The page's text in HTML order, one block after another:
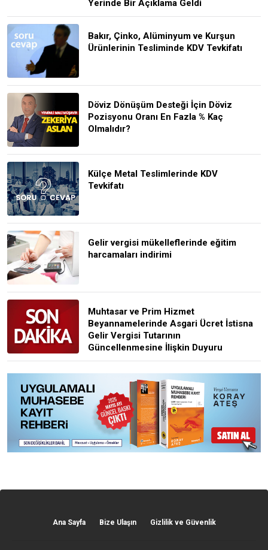
Yerinde Bir Açıklama Geldi
Bakır, Çinko, Alüminyum ve Kurşun
Ürünlerinin Tesliminde KDV Tevkifatı
Döviz Dönüşüm Desteği İçin Döviz
Pozisyonu Oranı En Fazla % Kaç
Olmalıdır?
Külçe Metal Teslimlerinde KDV
Tevkifatı
Gelir vergisi mükelleflerinde eğitim
harcamaları indirimi
Muhtasar ve Prim Hizmet
Beyannamelerinde Asgari Ücret İstisna
Gelir Vergisi Tutarının
Güncellenmesine İlişkin Duyuru
Ana Sayfa Bize Ulaşın Gizlilik ve Güvenlik